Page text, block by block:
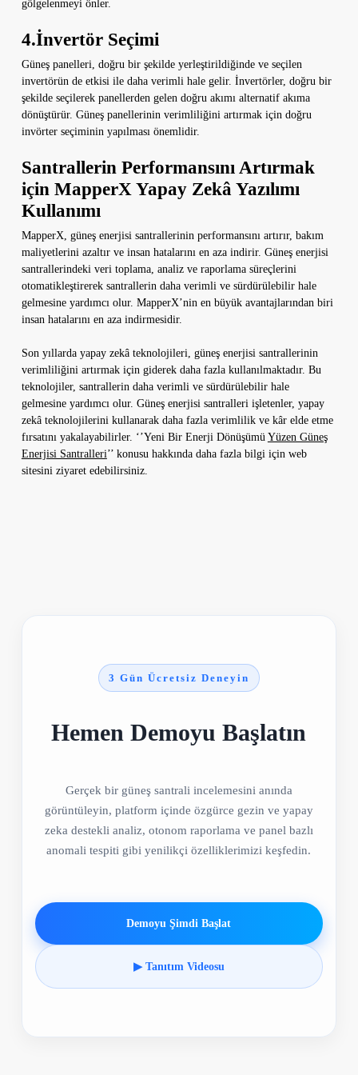
gölgelenmeyi önler.
4.İnvertör Seçimi
Güneş panelleri, doğru bir şekilde yerleştirildiğinde ve seçilen
invertörün de etkisi ile daha verimli hale gelir. İnvertörler, doğru bir
şekilde seçilerek panellerden gelen doğru akımı alternatif akıma
dönüştürür. Güneş panellerinin verimliliğini artırmak için doğru
invörter seçiminin yapılması önemlidir.
Santrallerin Performansını Artırmak
için MapperX Yapay Zekâ Yazılımı
Kullanımı
MapperX, güneş enerjisi santrallerinin performansını artırır, bakım
maliyetlerini azaltır ve insan hatalarını en aza indirir. Güneş enerjisi
santrallerindeki veri toplama, analiz ve raporlama süreçlerini
otomatikleştirerek santrallerin daha verimli ve sürdürülebilir hale
gelmesine yardımcı olur. MapperX’nin en büyük avantajlarından biri
insan hatalarını en aza indirmesidir.
Son yıllarda yapay zekâ teknolojileri, güneş enerjisi santrallerinin
verimliliğini artırmak için giderek daha fazla kullanılmaktadır. Bu
teknolojiler, santrallerin daha verimli ve sürdürülebilir hale
gelmesine yardımcı olur. Güneş enerjisi santralleri işletenler, yapay
zekâ teknolojilerini kullanarak daha fazla verimlilik ve kâr elde etme
fırsatını yakalayabilirler. ‘’Yeni Bir Enerji Dönüşümü Yüzen Güneş
Enerjisi Santralleri’’ konusu hakkında daha fazla bilgi için web
sitesini ziyaret edebilirsiniz.
3 Gün Ücretsiz Deneyin
Hemen Demoyu Başlatın
Gerçek bir güneş santrali incelemesini anında
görüntüleyin, platform içinde özgürce gezin ve yapay
zeka destekli analiz, otonom raporlama ve panel bazlı
anomali tespiti gibi yenilikçi özelliklerimizi keşfedin.
Demoyu Şimdi Başlat
▶ Tanıtım Videosu